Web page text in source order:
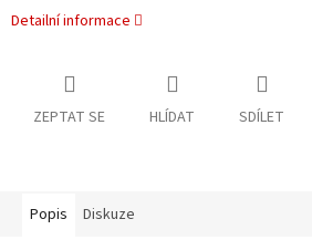
Detailní informace
ZEPTAT SE HLÍDAT SDÍLET
Popis Diskuze